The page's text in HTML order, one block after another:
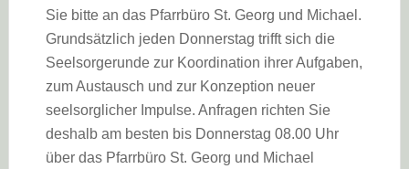
Sie bitte an das Pfarrbüro St. Georg und Michael.
Grundsätzlich jeden Donnerstag trifft sich die
Seelsorgerunde zur Koordination ihrer Aufgaben,
zum Austausch und zur Konzeption neuer
seelsorglicher Impulse. Anfragen richten Sie
deshalb am besten bis Donnerstag 08.00 Uhr
über das Pfarrbüro St. Georg und Michael